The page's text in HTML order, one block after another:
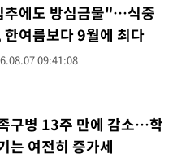
에도 방심금물"…식중
한여름보다 9월에 최다
09:41:08
구병 13주 만에 감소…학
는 여전히 증가세